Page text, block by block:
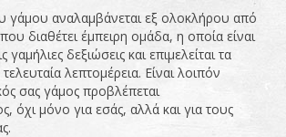
γάμου αναλαμβάνεται εξ ολοκλήρου από
διαθέτει έμπειρη ομάδα, η οποία είναι
γαμήλιες δεξιώσεις και επιμελείται τα
λεπτομέρεια. Είναι λοιπόν
σας γάμος προβλέπεται
όχι μόνο για εσάς, αλλά και για τους